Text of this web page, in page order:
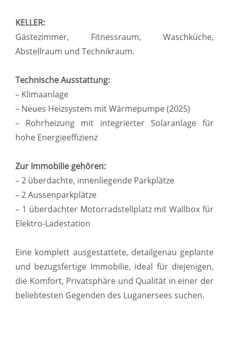
KELLER:
Gästezimmer, Fitnessraum, Waschküche,
Abstellraum und Technikraum.
Technische Ausstattung:
– Klimaanlage
– Neues Heizsystem mit Wärmepumpe (2025)
– Rohrheizung mit integrierter Solaranlage für
hohe Energieeffizienz
Zur Immobilie gehören:
– 2 überdachte, innenliegende Parkplätze
– 2 Aussenparkplätze
– 1 überdachter Motorradstellplatz mit Wallbox für
Elektro-Ladestation
Eine komplett ausgestattete, detailgenau geplante
und bezugsfertige Immobilie, ideal für diejenigen,
die Komfort, Privatsphäre und Qualität in einer der
beliebtesten Gegenden des Luganersees suchen.